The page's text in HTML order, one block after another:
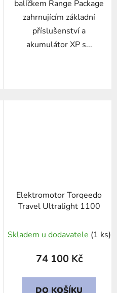
balíčkem Range Package
zahrnujícím základní
příslušenství a
akumulátor XP s...
Elektromotor Torqeedo
Travel Ultralight 1100
Skladem u dodavatele (1 ks)
74 100 Kč
DO KOŠÍKU